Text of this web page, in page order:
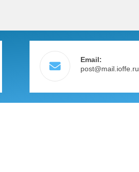
Email:
post@mail.ioffe.ru